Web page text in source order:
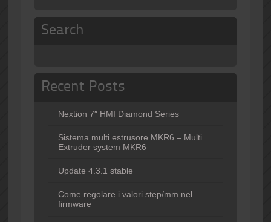
Search
Recent Posts
Nextion 7″ HMI Diamond Series
Sistema multi estrusore MKR6 – Multi
Extruder system MKR6
Update 4.3.1 stable
Come regolare i valori step/mm nel
firmware